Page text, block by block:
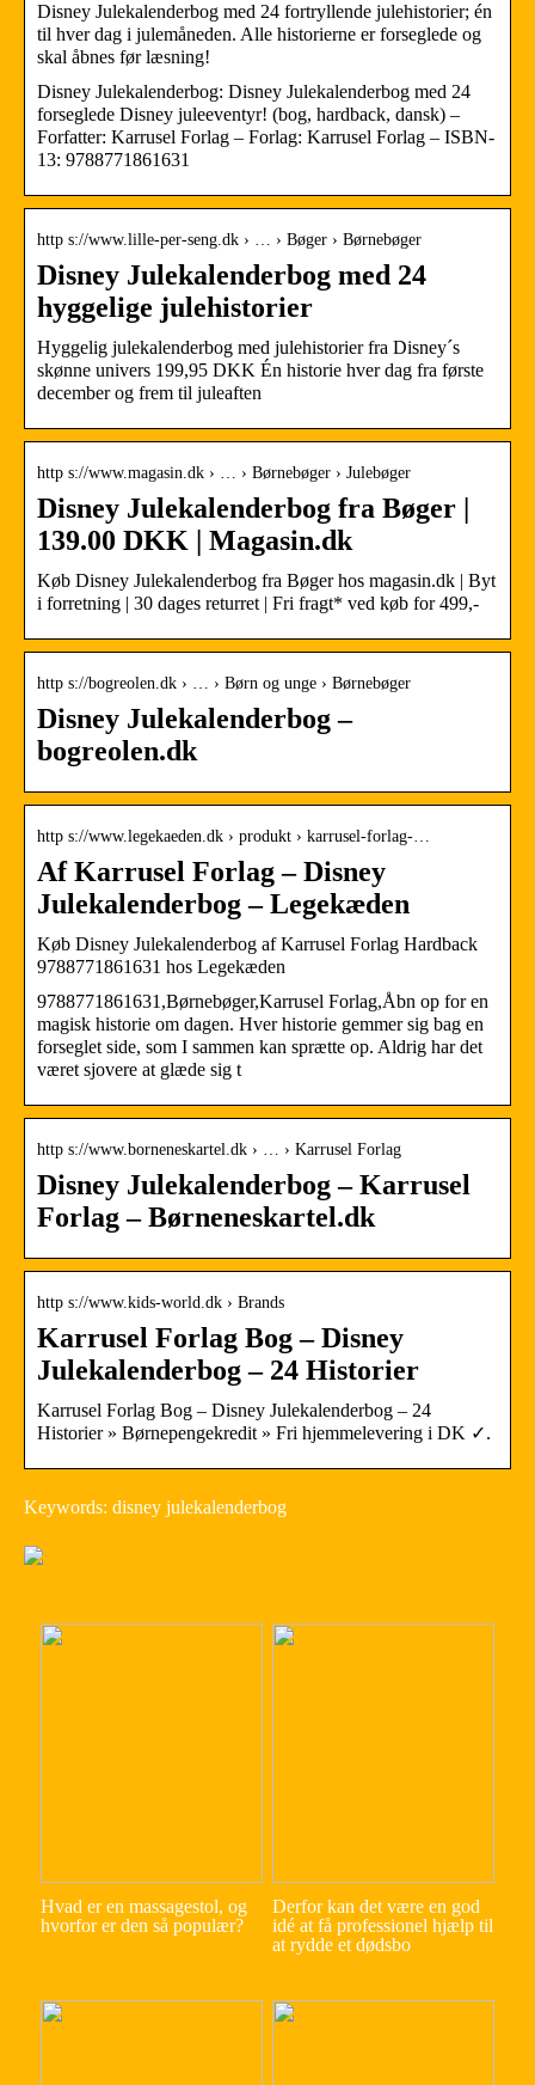
Disney Julekalenderbog med 24 fortryllende julehistorier; én
til hver dag i julemåneden. Alle historierne er forseglede og
skal åbnes før læsning!
Disney Julekalenderbog: Disney Julekalenderbog med 24
forseglede Disney juleeventyr! (bog, hardback, dansk) –
Forfatter: Karrusel Forlag – Forlag: Karrusel Forlag – ISBN-
13: 9788771861631
http s://www.lille-per-seng.dk › … › Bøger › Børnebøger
Disney Julekalenderbog med 24
hyggelige julehistorier
Hyggelig julekalenderbog med julehistorier fra Disney´s
skønne univers 199,95 DKK Én historie hver dag fra første
december og frem til juleaften
http s://www.magasin.dk › … › Børnebøger › Julebøger
Disney Julekalenderbog fra Bøger |
139.00 DKK | Magasin.dk
Køb Disney Julekalenderbog fra Bøger hos magasin.dk | Byt
i forretning | 30 dages returret | Fri fragt* ved køb for 499,-
http s://bogreolen.dk › … › Børn og unge › Børnebøger
Disney Julekalenderbog –
bogreolen.dk
http s://www.legekaeden.dk › produkt › karrusel-forlag-…
Af Karrusel Forlag – Disney
Julekalenderbog – Legekæden
Køb Disney Julekalenderbog af Karrusel Forlag Hardback
9788771861631 hos Legekæden
9788771861631,Børnebøger,Karrusel Forlag,Åbn op for en
magisk historie om dagen. Hver historie gemmer sig bag en
forseglet side, som I sammen kan sprætte op. Aldrig har det
været sjovere at glæde sig t
http s://www.borneneskartel.dk › … › Karrusel Forlag
Disney Julekalenderbog – Karrusel
Forlag – Børneneskartel.dk
http s://www.kids-world.dk › Brands
Karrusel Forlag Bog – Disney
Julekalenderbog – 24 Historier
Karrusel Forlag Bog – Disney Julekalenderbog – 24
Historier » Børnepengekredit » Fri hjemmelevering i DK ✓.
Keywords: disney julekalenderbog
Hvad er en massagestol, og
hvorfor er den så populær?
Derfor kan det være en god
idé at få professionel hjælp til
at rydde et dødsbo